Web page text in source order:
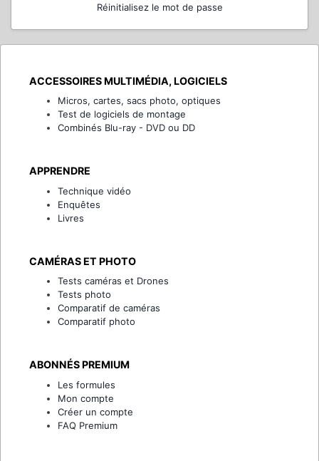
Réinitialisez le mot de passe
ACCESSOIRES MULTIMÉDIA, LOGICIELS
Micros, cartes, sacs photo, optiques
Test de logiciels de montage
Combinés Blu-ray - DVD ou DD
APPRENDRE
Technique vidéo
Enquêtes
Livres
CAMÉRAS ET PHOTO
Tests caméras et Drones
Tests photo
Comparatif de caméras
Comparatif photo
ABONNÉS PREMIUM
Les formules
Mon compte
Créer un compte
FAQ Premium